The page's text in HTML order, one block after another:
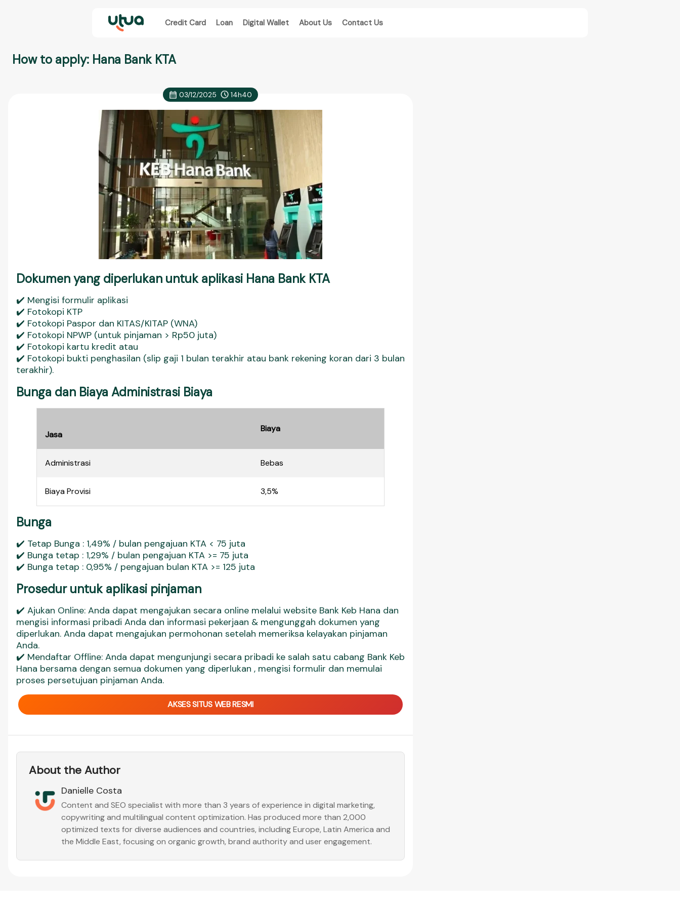
Credit Card Loan Digital Wallet About Us Contact Us
How to apply: Hana Bank KTA
03/12/2025 14h40
Dokumen yang diperlukan untuk aplikasi Hana Bank KTA
✔️ Mengisi formulir aplikasi
✔️ Fotokopi KTP
✔️ Fotokopi Paspor dan KITAS/KITAP (WNA)
✔️ Fotokopi NPWP (untuk pinjaman > Rp50 juta)
✔️ Fotokopi kartu kredit atau
✔️ Fotokopi bukti penghasilan (slip gaji 1 bulan terakhir atau bank rekening koran dari 3 bulan
terakhir).
Bunga dan Biaya Administrasi Biaya
Jasa
Biaya
Administrasi Bebas
Biaya Provisi 3,5%
Bunga
✔️ Tetap Bunga : 1,49% / bulan pengajuan KTA < 75 juta
✔️ Bunga tetap : 1,29% / bulan pengajuan KTA >= 75 juta
✔️ Bunga tetap : 0,95% / pengajuan bulan KTA >= 125 juta
Prosedur untuk aplikasi pinjaman
✔️ Ajukan Online: Anda dapat mengajukan secara online melalui website Bank Keb Hana dan
mengisi informasi pribadi Anda dan informasi pekerjaan & mengunggah dokumen yang
diperlukan. Anda dapat mengajukan permohonan setelah memeriksa kelayakan pinjaman
Anda.
✔️ Mendaftar Offline: Anda dapat mengunjungi secara pribadi ke salah satu cabang Bank Keb
Hana bersama dengan semua dokumen yang diperlukan , mengisi formulir dan memulai
proses persetujuan pinjaman Anda.
AKSES SITUS WEB RESMI
About the Author
Danielle Costa
Content and SEO specialist with more than 3 years of experience in digital marketing,
copywriting and multilingual content optimization. Has produced more than 2,000
optimized texts for diverse audiences and countries, including Europe, Latin America and
the Middle East, focusing on organic growth, brand authority and user engagement.